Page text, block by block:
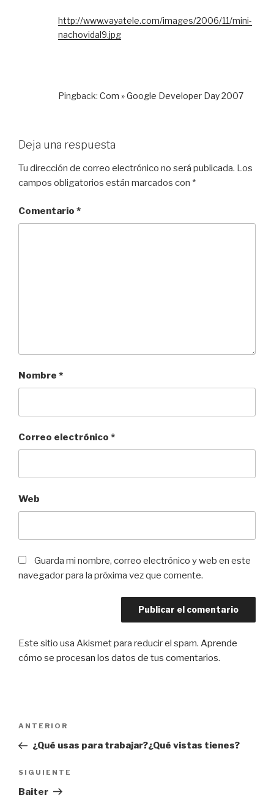
http://www.vayatele.com/images/2006/11/mini-
nachovidal9.jpg
Pingback: Com » Google Developer Day 2007
Deja una respuesta
Tu dirección de correo electrónico no será publicada. Los
campos obligatorios están marcados con *
Comentario *
Nombre *
Correo electrónico *
Web
Guarda mi nombre, correo electrónico y web en este
navegador para la próxima vez que comente.
Este sitio usa Akismet para reducir el spam. Aprende
cómo se procesan los datos de tus comentarios.
entradas
Entrada
anterior:
ANTERIOR
¿Qué usas para trabajar?¿Qué vistas tienes?
Siguiente
entrada
SIGUIENTE
Baiter